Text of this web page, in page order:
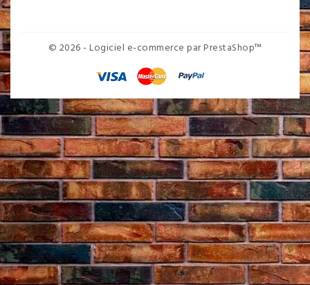
© 2026 - Logiciel e-commerce par PrestaShop™